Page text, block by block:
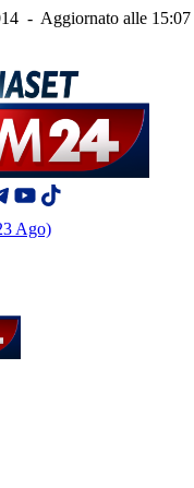
- Aggiornato alle 15:07
Ago)